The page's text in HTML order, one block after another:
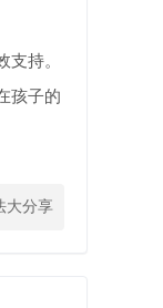
持。
孩子的
大分享